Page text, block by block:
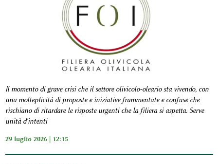
Il momento di grave crisi che il settore olivicolo-oleario sta vivendo, con
una molteplicità di proposte e iniziative frammentate e confuse che
rischiano di ritardare le risposte urgenti che la filiera si aspetta. Serve
unità d'intenti
29 luglio 2026 | 12:15